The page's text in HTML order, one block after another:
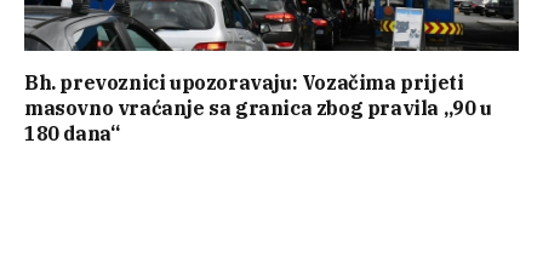
Bh. prevoznici upozoravaju: Vozačima prijeti
masovno vraćanje sa granica zbog pravila „90 u
180 dana“